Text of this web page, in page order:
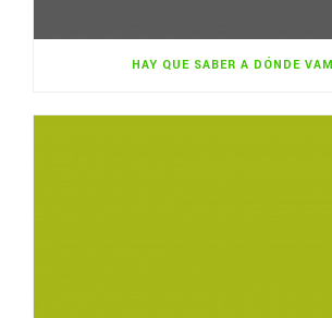
HAY QUE SABER A DÓNDE